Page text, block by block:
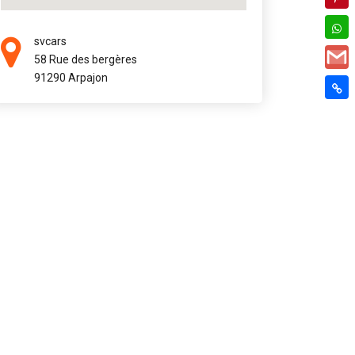
svcars
58 Rue des bergères
91290 Arpajon